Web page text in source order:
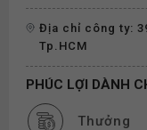
Địa chỉ công ty:
Tp.HCM
PHÚC LỢI DÀNH
Thưởng